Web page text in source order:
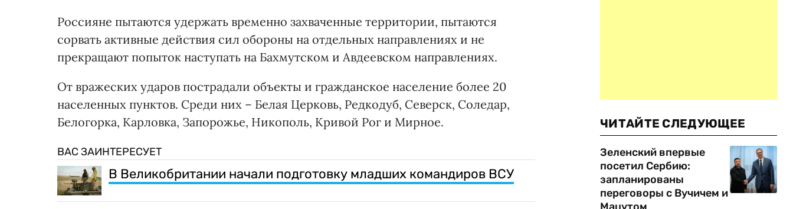
Россияне пытаются удержать временно захваченные территории, пытаются
сорвать активные действия сил обороны на отдельных направлениях и не
прекращают попыток наступать на Бахмутском и Авдеевском направлениях.
От вражеских ударов пострадали объекты и гражданское население более 20
населенных пунктов. Среди них – Белая Церковь, Редкодуб, Северск, Соледар,
Белогорка, Карловка, Запорожье, Никополь, Кривой Рог и Мирное.
ВАС ЗАИНТЕРЕСУЕТ
В Великобритании начали подготовку младших командиров ВСУ
ЧИТАЙТЕ СЛЕДУЮЩЕЕ
Зеленский впервые
посетил Сербию:
запланированы
переговоры с Вучичем и